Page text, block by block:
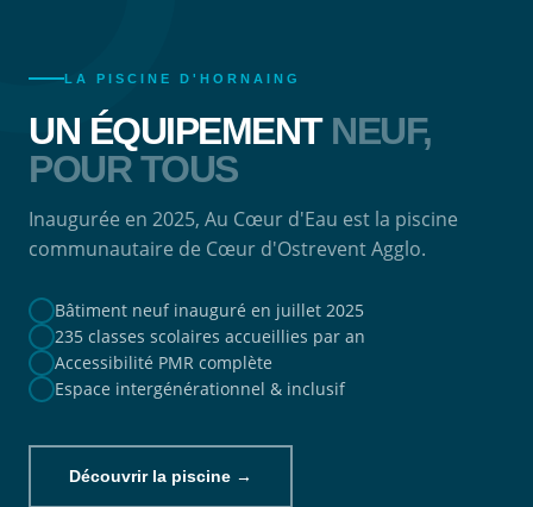
LA PISCINE D'HORNAING
UN ÉQUIPEMENT NEUF,
POUR TOUS
Inaugurée en 2025, Au Cœur d'Eau est la piscine
communautaire de Cœur d'Ostrevent Agglo.
Bâtiment neuf inauguré en juillet 2025
235 classes scolaires accueillies par an
Accessibilité PMR complète
Espace intergénérationnel & inclusif
Découvrir la piscine →